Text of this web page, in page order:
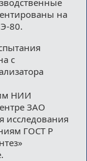
на
80.
с
НИИ
ЗАО
исследования
ГОСТ Р